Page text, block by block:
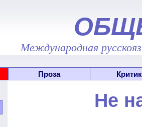
Международная
Проза
Не